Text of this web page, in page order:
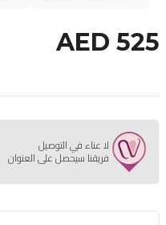
AED 525
لا عناء في التوصيل
فريقنا سيحصل على العنوان